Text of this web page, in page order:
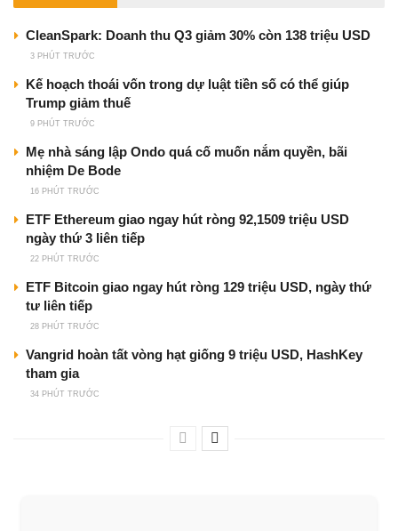
CleanSpark: Doanh thu Q3 giảm 30% còn 138 triệu USD
3 PHÚT TRƯỚC
Kế hoạch thoái vốn trong dự luật tiền số có thể giúp
Trump giảm thuế
9 PHÚT TRƯỚC
Mẹ nhà sáng lập Ondo quá cố muốn nắm quyền, bãi
nhiệm De Bode
16 PHÚT TRƯỚC
ETF Ethereum giao ngay hút ròng 92,1509 triệu USD
ngày thứ 3 liên tiếp
22 PHÚT TRƯỚC
ETF Bitcoin giao ngay hút ròng 129 triệu USD, ngày thứ
tư liên tiếp
28 PHÚT TRƯỚC
Vangrid hoàn tất vòng hạt giống 9 triệu USD, HashKey
tham gia
34 PHÚT TRƯỚC